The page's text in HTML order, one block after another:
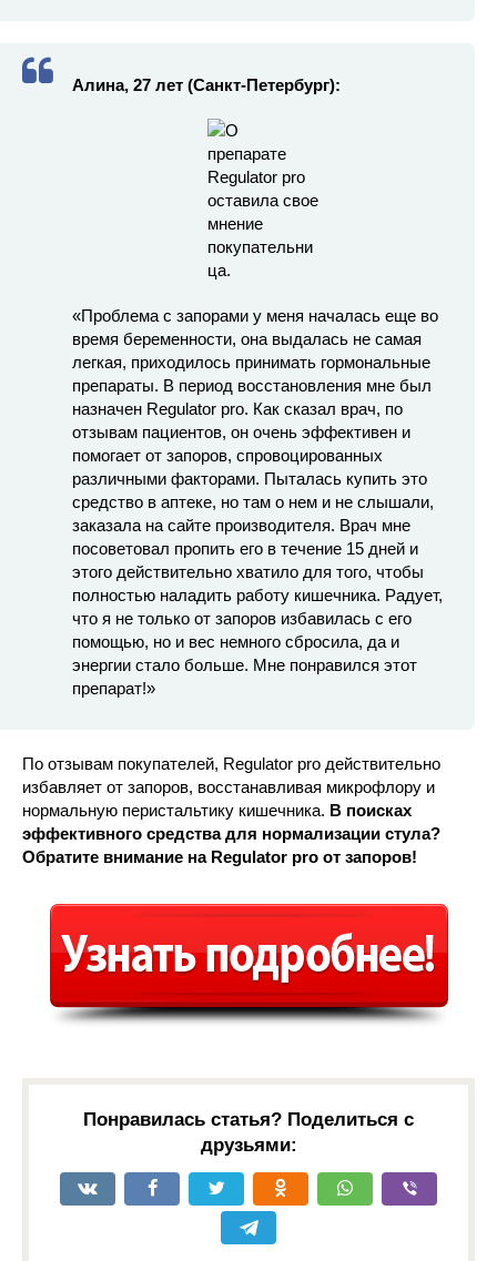
Алина, 27 лет (Санкт-Петербург):
«Проблема с запорами у меня началась еще во
время беременности, она выдалась не самая
легкая, приходилось принимать гормональные
препараты. В период восстановления мне был
назначен Regulator pro. Как сказал врач, по
отзывам пациентов, он очень эффективен и
помогает от запоров, спровоцированных
различными факторами. Пыталась купить это
средство в аптеке, но там о нем и не слышали,
заказала на сайте производителя. Врач мне
посоветовал пропить его в течение 15 дней и
этого действительно хватило для того, чтобы
полностью наладить работу кишечника. Радует,
что я не только от запоров избавилась с его
помощью, но и вес немного сбросила, да и
энергии стало больше. Мне понравился этот
препарат!»
По отзывам покупателей, Regulator pro действительно
избавляет от запоров, восстанавливая микрофлору и
нормальную перистальтику кишечника. В поисках
эффективного средства для нормализации стула?
Обратите внимание на Regulator pro от запоров!
Понравилась статья? Поделиться с
друзьями: